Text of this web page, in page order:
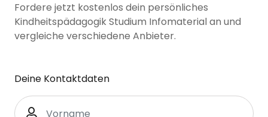
Fordere jetzt kostenlos dein persönliches
Kindheitspädagogik Studium Infomaterial an und
vergleiche verschiedene Anbieter.
Deine Kontaktdaten